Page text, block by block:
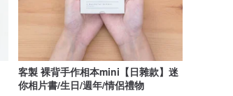
客製 裸背手作相本mini【日雜款】迷
你相片書/生日/週年/情侶禮物